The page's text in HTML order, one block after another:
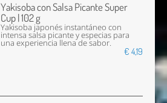
Yakisoba con Salsa Picante Super
Cup | 102 g
Yakisoba japonés instantáneo con
intensa salsa picante y especias para
una experiencia llena de sabor.
€ 4,19